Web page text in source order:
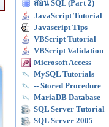
สอน SQL (Part 2)
JavaScript Tutorial
Javascript Tips
VBScript Tutorial
VBScript Validation
Microsoft Access
MySQL Tutorials
-- Stored Procedure
MariaDB Database
SQL Server Tutorial
SQL Server 2005